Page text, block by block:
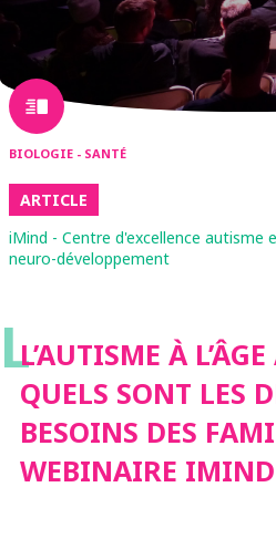
BIOLOGIE - SANTÉ
ARTICLE
iMind - Centre d'excellence autisme
neuro-développement
LL’AUTISME À
QUELS SONT LES
BESOINS DES
WEBINAIRE